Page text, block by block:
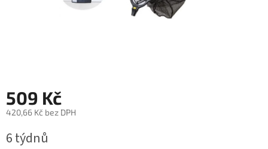
509 Kč
420,66 Kč bez DPH
cena:
6 týdnů